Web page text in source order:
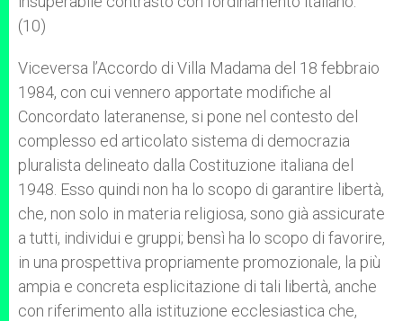
(10)
Viceversa l’Accordo di Villa Madama del 18 febbraio
1984, con cui vennero apportate modifiche al
Concordato lateranense, si pone nel contesto del
complesso ed articolato sistema di democrazia
pluralista delineato dalla Costituzione italiana del
1948. Esso quindi non ha lo scopo di garantire libertà,
che, non solo in materia religiosa, sono già assicurate
a tutti, individui e gruppi; bensì ha lo scopo di favorire,
in una prospettiva propriamente promozionale, la più
ampia e concreta esplicitazione di tali libertà, anche
con riferimento alla istituzione ecclesiastica che,